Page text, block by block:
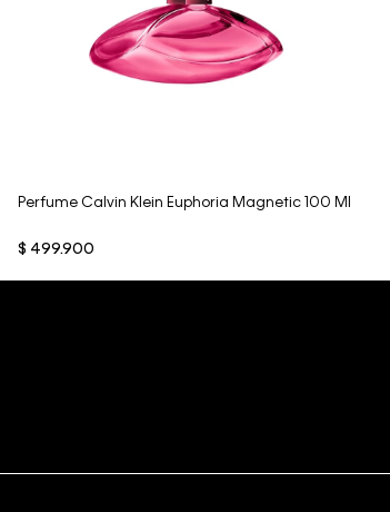
Perfume Calvin Klein Euphoria Magnetic 100 Ml
$ 499.900